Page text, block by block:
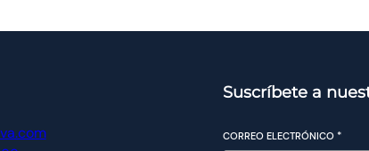
Suscríbete a
CORREO ELECTRÓNICO *